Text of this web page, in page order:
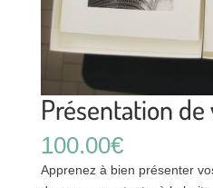
Présentation
100.00€
Apprenez à bien présenter